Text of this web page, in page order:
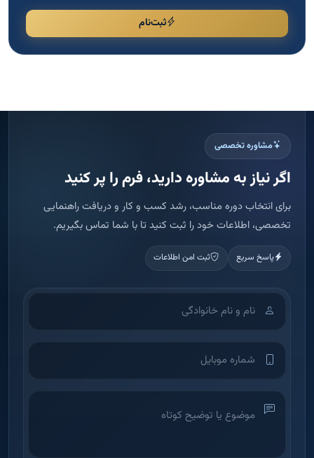
ثبت‌نام
مشاوره تخصصی
اگر نیاز به مشاوره دارید، فرم را پر کنید
برای انتخاب دوره مناسب، رشد کسب و کار و دریافت راهنمایی
تخصصی، اطلاعات خود را ثبت کنید تا با شما تماس بگیریم.
پاسخ سریع ثبت امن اطلاعات